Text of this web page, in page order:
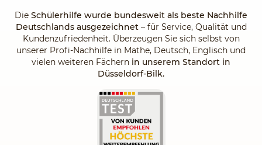
Die Schülerhilfe wurde bundesweit als beste Nachhilfe
Deutschlands ausgezeichnet – für Service, Qualität und
Kundenzufriedenheit. Überzeugen Sie sich selbst von
unserer Profi-Nachhilfe in Mathe, Deutsch, Englisch und
vielen weiteren Fächern in unserem Standort in
Düsseldorf-Bilk.